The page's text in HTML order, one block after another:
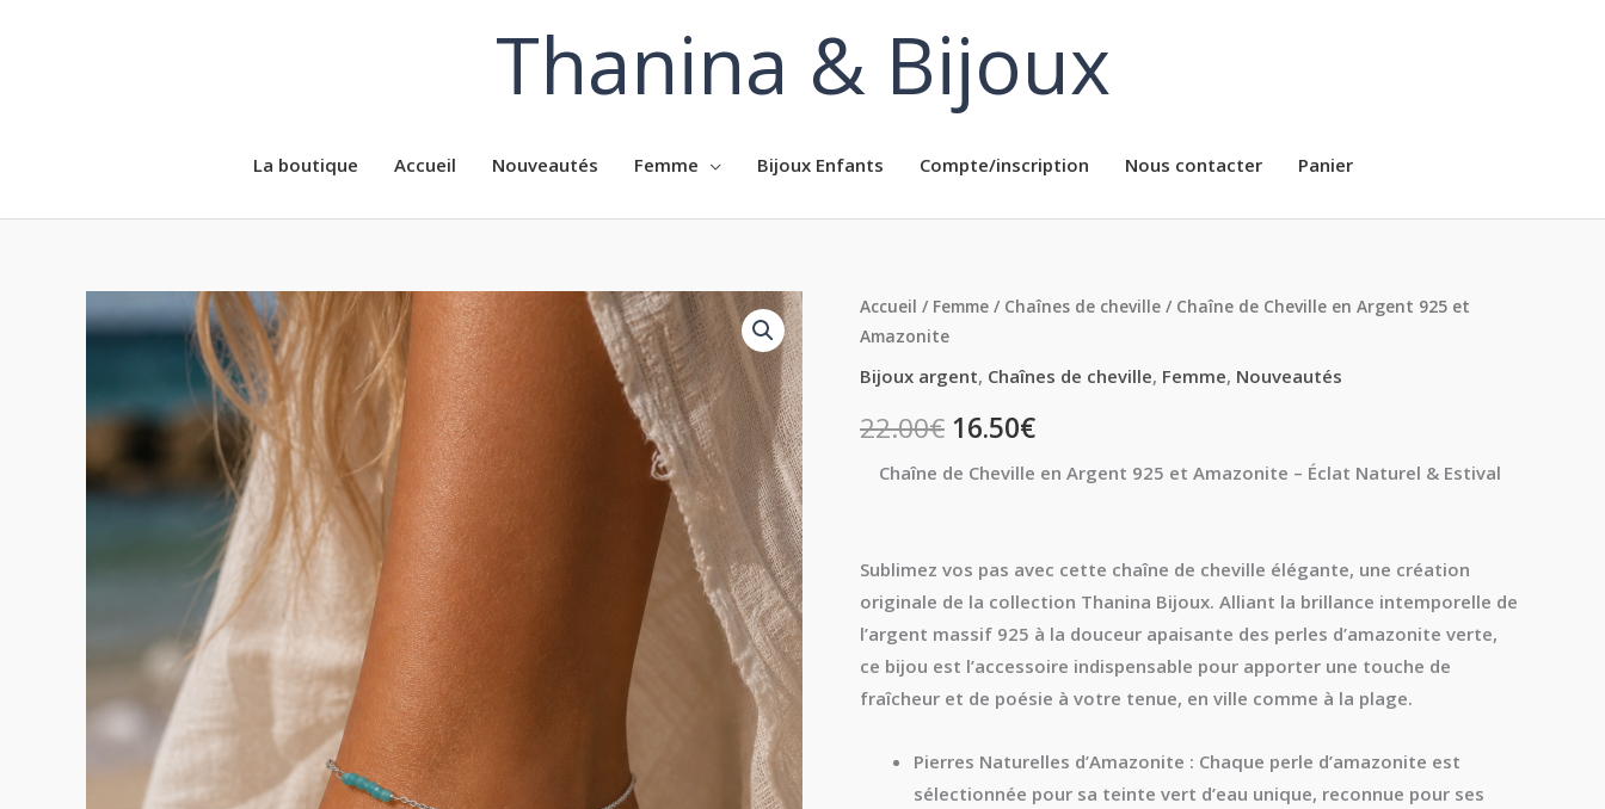
Thanina & Bijoux
La boutique Accueil Nouveautés Femme Bijoux Enfants Compte/inscription Nous contacter Panier
Accueil / Femme / Chaînes de cheville / Chaîne de Cheville en Argent 925 et
Amazonite
Bijoux argent, Chaînes de cheville, Femme, Nouveautés
22.00€ 16.50€
Chaîne de Cheville en Argent 925 et Amazonite – Éclat Naturel & Estival
Sublimez vos pas avec cette chaîne de cheville élégante, une création
originale de la collection Thanina Bijoux. Alliant la brillance intemporelle de
l’argent massif 925 à la douceur apaisante des perles d’amazonite verte,
ce bijou est l’accessoire indispensable pour apporter une touche de
fraîcheur et de poésie à votre tenue, en ville comme à la plage.
Pierres Naturelles d’Amazonite : Chaque perle d’amazonite est
sélectionnée pour sa teinte vert d’eau unique, reconnue pour ses
quantité
de
Chaîne
Cheville
et
Amazonite